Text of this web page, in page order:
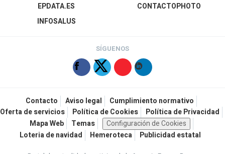
EPDATA.ES
INFOSALUS
CONTACTOPHOTO
SÍGUENOS
Contacto Aviso legal
Cumplimiento normativo
Oferta de servicios
Política de Cookies
Política de Privacidad
Mapa Web
Temas
Configuración de Cookies
Loteria de navidad
Hemeroteca Publicidad estatal